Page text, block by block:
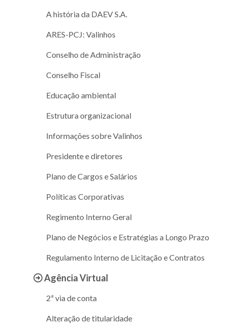
A história da DAEV S.A.
ARES-PCJ: Valinhos
Conselho de Administração
Conselho Fiscal
Educação ambiental
Estrutura organizacional
Informações sobre Valinhos
Presidente e diretores
Plano de Cargos e Salários
Políticas Corporativas
Regimento Interno Geral
Plano de Negócios e Estratégias a Longo Prazo
Regulamento Interno de Licitação e Contratos
Agência Virtual
2ª via de conta
Alteração de titularidade